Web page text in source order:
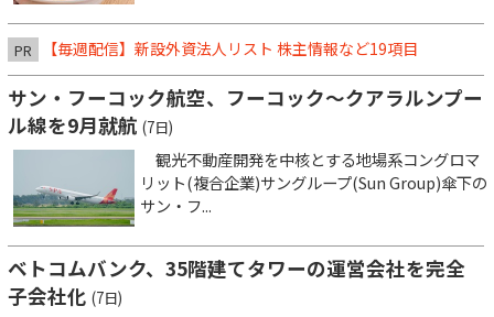
PR 【毎週配信】新設外資法人リスト 株主情報など19項目
サン・フーコック航空、フーコック～クアラルンプー
ル線を9月就航 (7日)
観光不動産開発を中核とする地場系コングロマ
リット(複合企業)サングループ(Sun Group)傘下の
サン・フ...
ベトコムバンク、35階建てタワーの運営会社を完全
子会社化 (7日)